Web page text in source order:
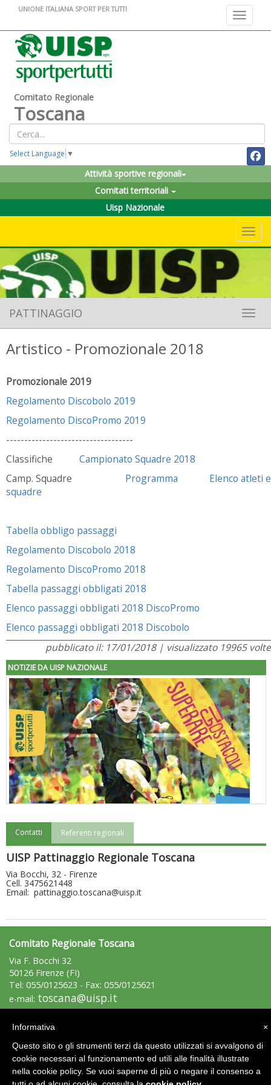
Toggle
UNIONE ITALIANA SPORT PER TUTTI
Comitato Regionale
Toscana
Select Language ▼
Attività sportive regionali
Comitati territoriali
Uisp Nazionale
PATTINAGGIO
Artistico - Promozionale 2018
Promozionale 2019
Regolamento Discobolo 2019
Regolamento DiscoPromo 2019
-----------------------------------
Classifiche Campionato Squadre 2018
Camp. Squadre Programma
Elenco atleti e
squadre
Tabella obbligo passaggi
Regolamento Discobolo 2018
Regolamento DiscoPromo 2018
Tabella passaggi obbligati 2018
Elenco passaggi obbligati 2018 DiscoPromo
Elenco passaggi obbligati 2018 Discobolo
pubblicato il: 17/01/2018 | visualizzato 19965 volte
NOTIZIE DA UISP NAZIONALE
"Superare gli ostacoli": la relazione di Tiziano Pesce al CN Uisp
Luglio 2026: "Pensando con i piedi, si possono fare le
rivoluzioni"
Contatti Referenti regionali
UISP Pattinaggio Regionale Toscana
Via Bocchi, 32 - Firenze
Cell. 3475621448
Email: pattinaggio.toscana@uisp.it
Comitato Regionale Toscana
Via F. Bocchi 32
50126 Firenze (FI)
Tel: 055/0125623 - Fax: 055/0125621
e-mail: toscana@uisp.it
C.F.: 94019570483
Area Riservata 2.0
×
Informativa
Questo sito o gli strumenti terzi da questo utilizzati si avvalgono di
cookie necessari al funzionamento ed utili alle finalità illustrate
nella cookie policy. Se vuoi saperne di più o negare il consenso a